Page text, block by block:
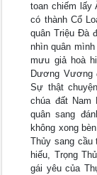
toan chiếm lấy
có thành Cổ
quân Triệu Đà
nhìn quân
mưu giả hoà
Dương Vương
Sự thật
chúa đất Nam
quân sang
không xong
Thủy sang cầu
hiếu, Trọng
gái yêu của